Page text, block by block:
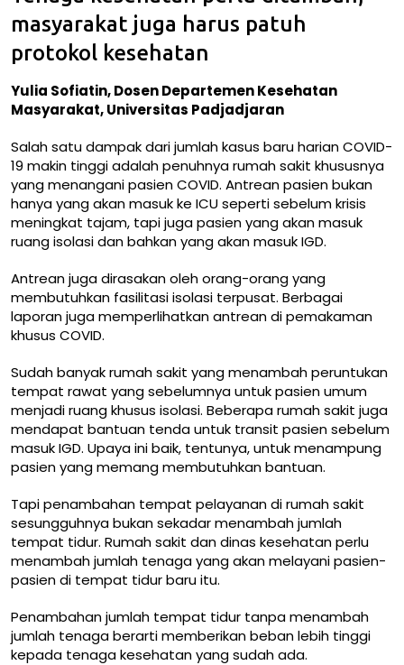
masyarakat juga harus patuh
protokol kesehatan
Yulia Sofiatin, Dosen Departemen Kesehatan
Masyarakat, Universitas Padjadjaran
Salah satu dampak dari jumlah kasus baru harian COVID-
19 makin tinggi adalah penuhnya rumah sakit khususnya
yang menangani pasien COVID. Antrean pasien bukan
hanya yang akan masuk ke ICU seperti sebelum krisis
meningkat tajam, tapi juga pasien yang akan masuk
ruang isolasi dan bahkan yang akan masuk IGD.
Antrean juga dirasakan oleh orang-orang yang
membutuhkan fasilitasi isolasi terpusat. Berbagai
laporan juga memperlihatkanantrean di pemakaman
khusus COVID.
Sudah banyak rumah sakit yang menambahperuntukan
tempat rawat yang sebelumnya untuk pasien umum
menjadi ruang khusus isolasi. Beberapa rumah sakit juga
mendapat bantuan tenda untuk transit pasien sebelum
masuk IGD. Upaya ini baik, tentunya, untuk menampung
pasien yang memang membutuhkan bantuan.
Tapi penambahan tempat pelayanan di rumah sakit
sesungguhnya bukan sekadar menambah jumlah
tempat tidur. Rumah sakit dan dinas kesehatan perlu
menambah jumlah tenagayang akan melayani pasien-
pasien di tempat tidur baru itu.
Penambahan jumlah tempat tidur tanpa menambah
jumlah tenaga berarti memberikan beban lebih tinggi
kepada tenaga kesehatan yang sudah ada.